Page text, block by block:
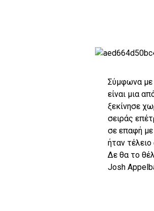
Σύμφωνα με
είναι μια
ξεκίνησε
σειράς
σε επαφή με
ήταν
Δε θα το
Josh